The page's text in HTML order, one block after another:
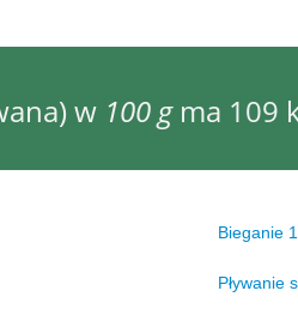
w 100 gma 109
Bieganie
Pływanie